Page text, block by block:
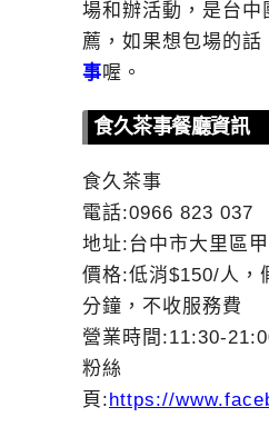
場和辦活動，是台中
薦，如果想包場的話
事喔。
食久茶事餐廳資訊
食久茶事
電話:0966 823 037
地址:台中市大里區
價格:低消$150/人，
分鐘，不收服務費
營業時間:11:30-
粉絲
頁:https://